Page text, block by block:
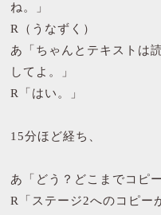
ね。」
R（うなずく）
あ「ちゃんとテキストは
してよ。」
R「はい。」
15分ほど経ち、
あ「どう？どこまでコピ
R「ステージ2へのコピ